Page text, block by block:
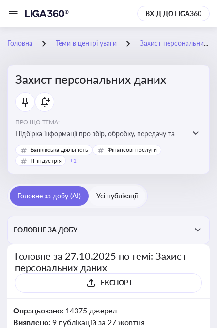
ВХІД ДО LIGA360
Головна Теми в центрі уваги Захист персональних даних
Захист персональних даних
ПРО ЩО ТЕМА:
Підбірка інформації про збір, обробку, передачу та
інші дії з персональними даними
Банківська діяльність
Фінансові послуги
IT-індустрія
+1
Головне за добу (AI) Усі публікації
ГОЛОВНЕ ЗА ДОБУ
Головне за 27.10.2025 по темі: Захист
персональних даних
ЕКСПОРТ
Опрацьовано: 14375 джерел
Виявлено: 9 публікацій за 27 жовтня